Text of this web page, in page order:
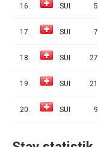
16. SUI 5
17. SUI 7
18. SUI 27
19. SUI 21
20. SUI 9